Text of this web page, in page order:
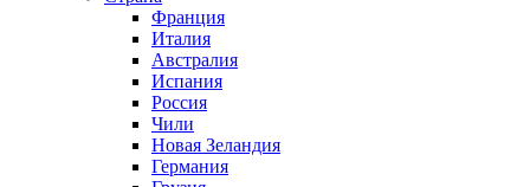
Франция
Италия
Австралия
Испания
Россия
Чили
Новая Зеландия
Германия